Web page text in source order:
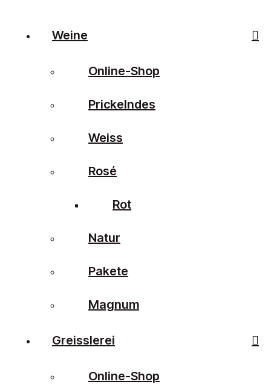
Weine
Online-Shop
Prickelndes
Weiss
Rosé
Rot
Natur
Pakete
Magnum
Greisslerei
Online-Shop